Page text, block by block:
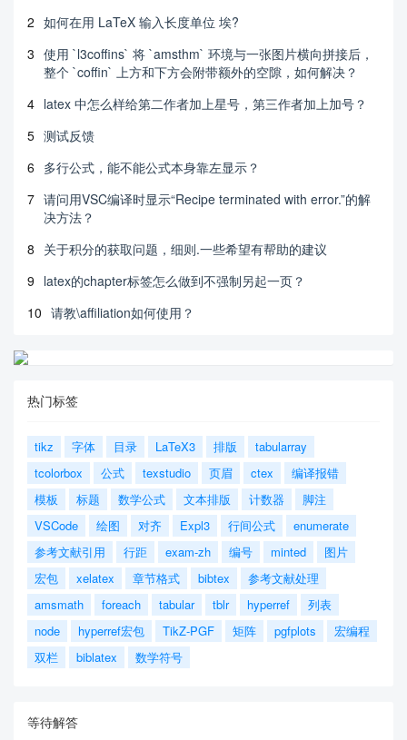
2 如何在用 LaTeX 输入长度单位 埃?
3 使用 `l3coffins` 将 `amsthm` 环境与一张图片横向拼接后，
整个 `coffin` 上方和下方会附带额外的空隙，如何解决？
4 latex 中怎么样给第二作者加上星号，第三作者加上加号？
5 测试反馈
6 多行公式，能不能公式本身靠左显示？
7 请问用VSC编译时显示“Recipe terminated with error.”的解
决方法？
8 关于积分的获取问题，细则.一些希望有帮助的建议
9 latex的chapter标签怎么做到不强制另起一页？
10 请教\affiliation如何使用？
热门标签
tikz 字体 目录 LaTeX3 排版
tabularray
tcolorbox
公式 texstudio 页眉 ctex
编译报错
模板
标题 数学公式 文本排版 计数器
脚注
VSCode
绘图 对齐 Expl3 行间公式
enumerate
参考文献引用
行距 exam-zh 编号 minted
图片
宏包
xelatex 章节格式 bibtex
参考文献处理
amsmath
foreach tabular tblr hyperref
列表
node
hyperref宏包 TikZ-PGF 矩阵 pgfplots
宏编程
双栏
biblatex 数学符号
等待解答